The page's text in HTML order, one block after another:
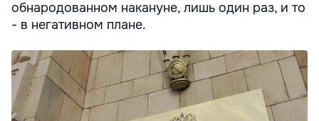
обнародованном накануне, лишь один раз, и то
- в негативном плане.